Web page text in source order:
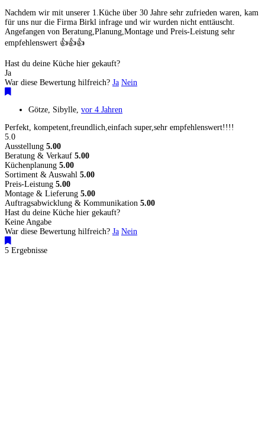
Nachdem wir mit unserer 1.Küche über 30 Jahre sehr zufrieden waren, kam
für uns nur die Firma Birkl infrage und wir wurden nicht enttäuscht.
Angefangen von Beratung,Planung,Montage und Preis-Leistung sehr
empfehlenswert 👍👍👍
Hast du deine Küche hier gekauft?
Ja
War diese Bewertung hilfreich? Ja Nein
Götze, Sibylle vor 4 Jahren
Perfekt, kompetent,freundlich,einfach super,sehr empfehlenswert!!!!
5.0
Ausstellung 5.00
Beratung & Verkauf 5.00
Küchenplanung 5.00
Sortiment & Auswahl 5.00
Preis-Leistung 5.00
Montage & Lieferung 5.00
Auftragsabwicklung & Kommunikation 5.00
Hast du deine Küche hier gekauft?
Keine Angabe
War diese Bewertung hilfreich? Ja Nein
5 Ergebnisse